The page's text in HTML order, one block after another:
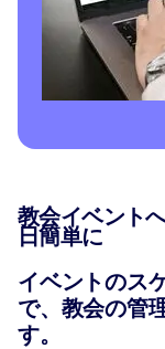
教会イベント
日簡単に
イベントのス
で、教会の管
す。